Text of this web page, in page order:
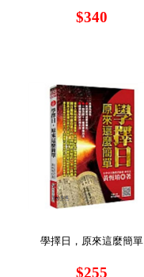
$340
學擇日，原來這麼簡單
$255